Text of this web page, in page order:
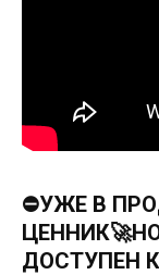
⛔УЖЕ В
ДОСТУПЕН